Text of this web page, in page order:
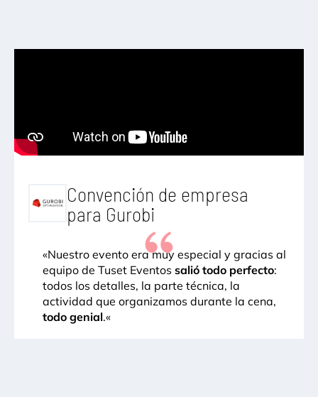
Convención de empresa
para Gurobi
«Nuestro evento era muy especial y gracias al
equipo de Tuset Eventos salió todo perfecto:
todos los detalles, la parte técnica, la
actividad que organizamos durante la cena,
todo genial.«